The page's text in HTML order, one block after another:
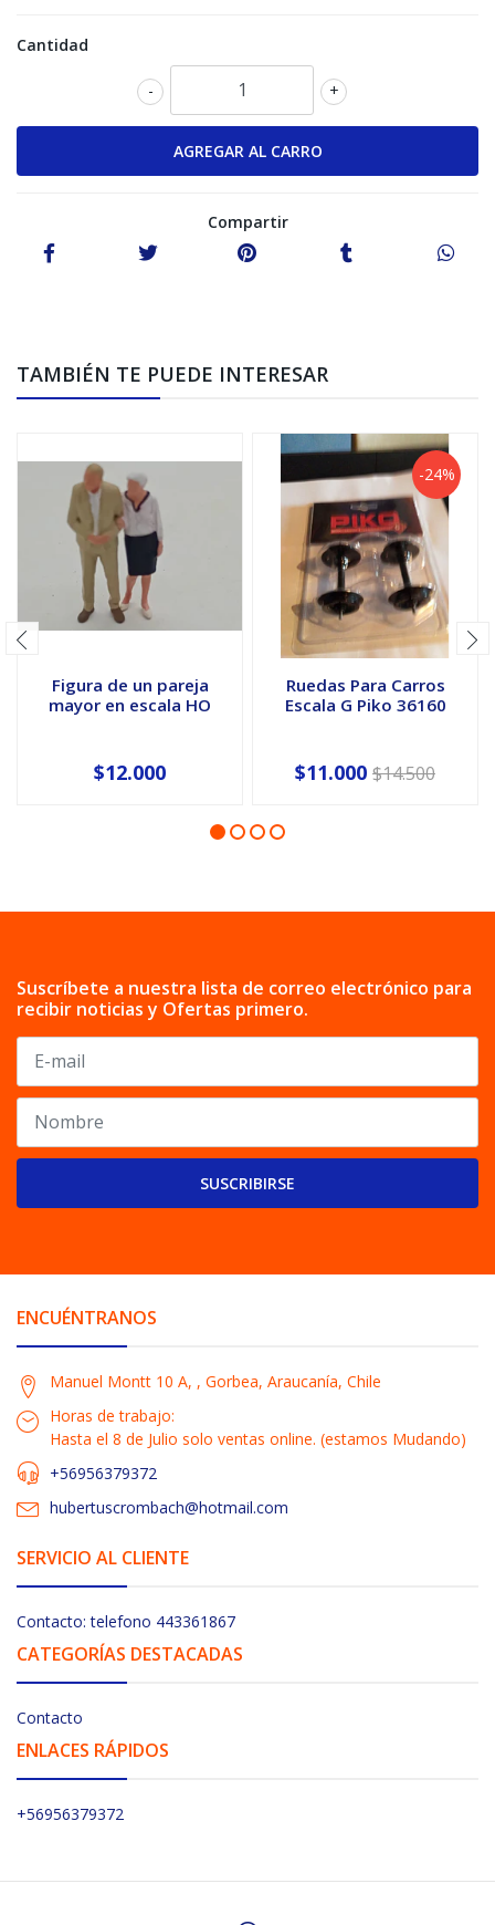
Cantidad
+
-
Compartir
TAMBIÉN TE PUEDE INTERESAR
Figura de un pareja
mayor en escala HO
$12.000
-24%
Ruedas Para Carros
Escala G Piko 36160
$11.000 $14.500
Suscríbete a nuestra lista de correo electrónico para
recibir noticias y Ofertas primero.
SUSCRIBIRSE
ENCUÉNTRANOS
Manuel Montt 10 A, , Gorbea, Araucanía, Chile
Horas de trabajo:
Hasta el 8 de Julio solo ventas online. (estamos Mudando)
+56956379372
hubertuscrombach@hotmail.com
SERVICIO AL CLIENTE
Contacto: telefono 443361867
CATEGORÍAS DESTACADAS
Contacto
ENLACES RÁPIDOS
+56956379372